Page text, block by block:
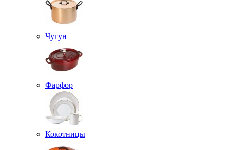
Чугун
Фарфор
Кокотницы